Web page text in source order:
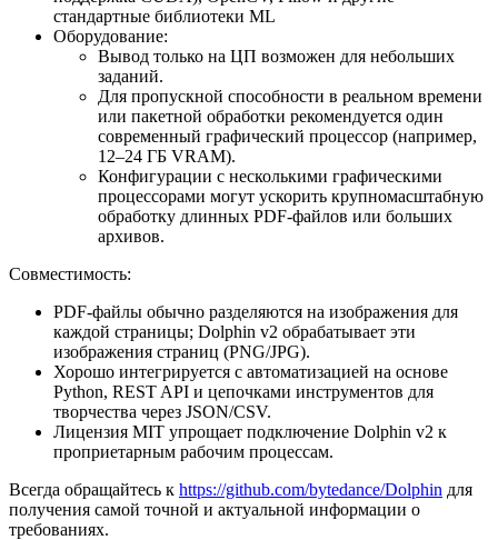
стандартные библиотеки ML
Оборудование:
Вывод только на ЦП возможен для небольших
заданий.
Для пропускной способности в реальном времени
или пакетной обработки рекомендуется один
современный графический процессор (например,
12–24 ГБ VRAM).
Конфигурации с несколькими графическими
процессорами могут ускорить крупномасштабную
обработку длинных PDF-файлов или больших
архивов.
Совместимость:
PDF-файлы обычно разделяются на изображения для
каждой страницы; Dolphin v2 обрабатывает эти
изображения страниц (PNG/JPG).
Хорошо интегрируется с автоматизацией на основе
Python, REST API и цепочками инструментов для
творчества через JSON/CSV.
Лицензия MIT упрощает подключение Dolphin v2 к
проприетарным рабочим процессам.
Всегда обращайтесь к https://github.com/bytedance/Dolphin для
получения самой точной и актуальной информации о
требованиях.